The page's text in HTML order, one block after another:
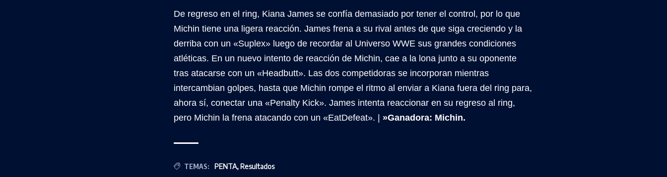
De regreso en el ring, Kiana James se confía demasiado por tener el control, por lo que
Michin tiene una ligera reacción. James frena a su rival antes de que siga creciendo y la
derriba con un «Suplex» luego de recordar al Universo WWE sus grandes condiciones
atléticas. En un nuevo intento de reacción de Michin, cae a la lona junto a su oponente
tras atacarse con un «Headbutt». Las dos competidoras se incorporan mientras
intercambian golpes, hasta que Michin rompe el ritmo al enviar a Kiana fuera del ring para,
ahora sí, conectar una «Penalty Kick». James intenta reaccionar en su regreso al ring,
pero Michin la frena atacando con un «EatDefeat». | »Ganadora: Michin.
TEMAS: PENTA,Resultados